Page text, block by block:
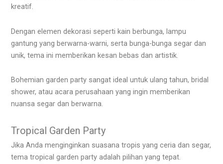
kreatif.
Dengan elemen dekorasi seperti kain berbunga, lampu
gantung yang berwarna-warni, serta bunga-bunga segar dan
unik, tema ini memberikan kesan bebas dan artistik.
Bohemian garden party sangat ideal untuk ulang tahun, bridal
shower, atau acara perusahaan yang ingin memberikan
nuansa segar dan berwarna.
Tropical Garden Party
Jika Anda menginginkan suasana tropis yang ceria dan segar,
tema tropical garden party adalah pilihan yang tepat.